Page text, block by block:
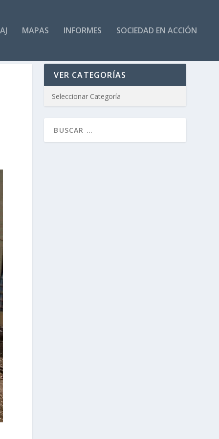
MAPAS INFORMES SOCIEDAD EN ACCIÓN
VER CATEGORÍAS